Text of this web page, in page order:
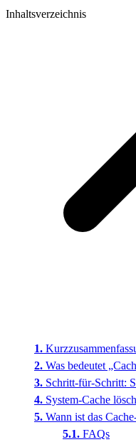
Inhaltsverzeichnis
Was bedeutet
Schritt-für-Schritt:
System-Cache
Wann ist das
FAQs